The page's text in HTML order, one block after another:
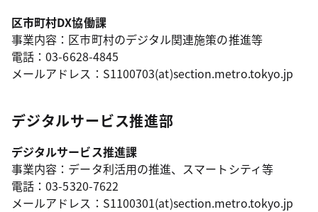
区市町村DX協働課
事業内容：区市町村のデジタル関連施策の推進等
電話：03-6628-4845
メールアドレス：S1100703(at)section.metro.tokyo.jp
デジタルサービス推進部
デジタルサービス推進課
事業内容：データ利活用の推進、スマートシティ等
電話：03-5320-7622
メールアドレス：S1100301(at)section.metro.tokyo.jp